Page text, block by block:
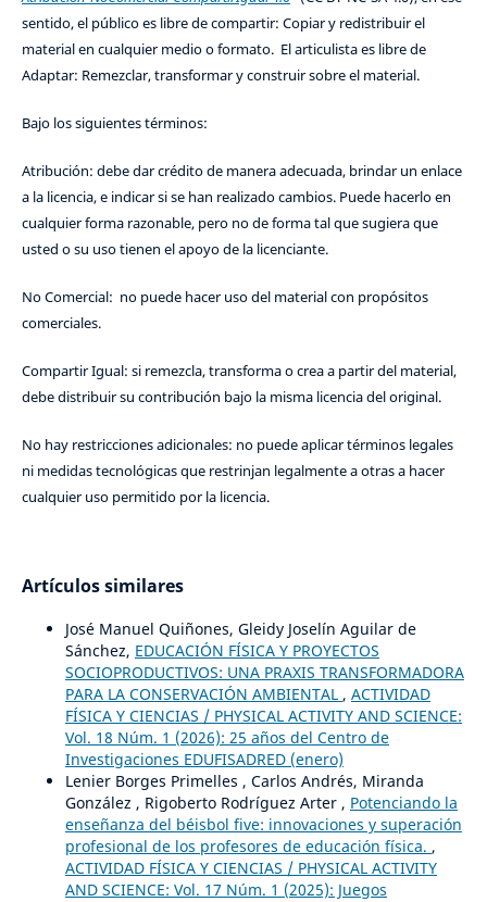
sentido, el público es libre de compartir: Copiar y redistribuir el
material en cualquier medio o formato. El articulista es libre de
Adaptar: Remezclar, transformar y construir sobre el material.
Bajo los siguientes términos:
Atribución: debe dar crédito de manera adecuada, brindar un enlace
a la licencia, e indicar si se han realizado cambios. Puede hacerlo en
cualquier forma razonable, pero no de forma tal que sugiera que
usted o su uso tienen el apoyo de la licenciante.
No Comercial: no puede hacer uso del material con propósitos
comerciales.
Compartir Igual: si remezcla, transforma o crea a partir del material,
debe distribuir su contribución bajo la misma licencia del original.
No hay restricciones adicionales: no puede aplicar términos legales
ni medidas tecnológicas que restrinjan legalmente a otras a hacer
cualquier uso permitido por la licencia.
Artículos similares
José Manuel Quiñones, Gleidy Joselín Aguilar de
Sánchez, EDUCACIÓN FÍSICA Y PROYECTOS
SOCIOPRODUCTIVOS: UNA PRAXIS TRANSFORMADORA
PARA LA CONSERVACIÓN AMBIENTAL , ACTIVIDAD
FÍSICA Y CIENCIAS / PHYSICAL ACTIVITY AND SCIENCE:
Vol. 18 Núm. 1 (2026): 25 años del Centro de
Investigaciones EDUFISADRED (enero)
Lenier Borges Primelles , Carlos Andrés, Miranda
González , Rigoberto Rodríguez Arter , Potenciando la
enseñanza del béisbol five: innovaciones y superación
profesional de los profesores de educación física. ,
ACTIVIDAD FÍSICA Y CIENCIAS / PHYSICAL ACTIVITY
AND SCIENCE: Vol. 17 Núm. 1 (2025): Juegos